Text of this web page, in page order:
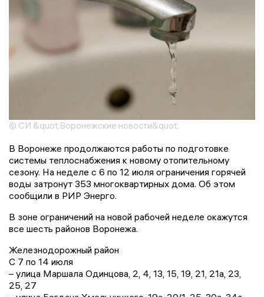
© СИ &quot;Воронежские новости&quot;
В Воронеже продолжаются работы по подготовке
системы теплоснабжения к новому отопительному
сезону. На неделе с 6 по 12 июля ограничения горячей
воды затронут 353 многоквартирных дома. Об этом
сообщили в РИР Энерго.
В зоне ограничений на новой рабочей неделе окажутся
все шесть районов Воронежа.
Железнодорожный район
С 7 по 14 июля
– улица Маршала Одинцова, 2, 4, 13, 15, 19, 21, 21а, 23,
25, 27